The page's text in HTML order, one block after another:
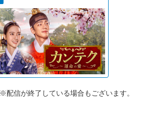
※配信が終了している場合もございます。